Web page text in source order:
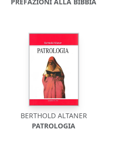
PREFAZIONI ALLA BIBBIA
BERTHOLD ALTANER
PATROLOGIA